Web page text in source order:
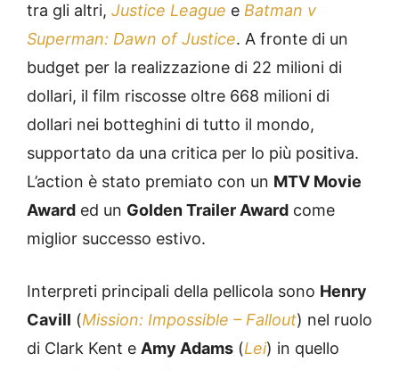
tra gli altri, Justice League e Batman v
Superman: Dawn of Justice. A fronte di un
budget per la realizzazione di 22 milioni di
dollari, il film riscosse oltre 668 milioni di
dollari nei botteghini di tutto il mondo,
supportato da una critica per lo più positiva.
L’action è stato premiato con un MTV Movie
Award ed un Golden Trailer Award come
miglior successo estivo.
Interpreti principali della pellicola sono Henry
Cavill (Mission: Impossible – Fallout) nel ruolo
di Clark Kent e Amy Adams (Lei) in quello